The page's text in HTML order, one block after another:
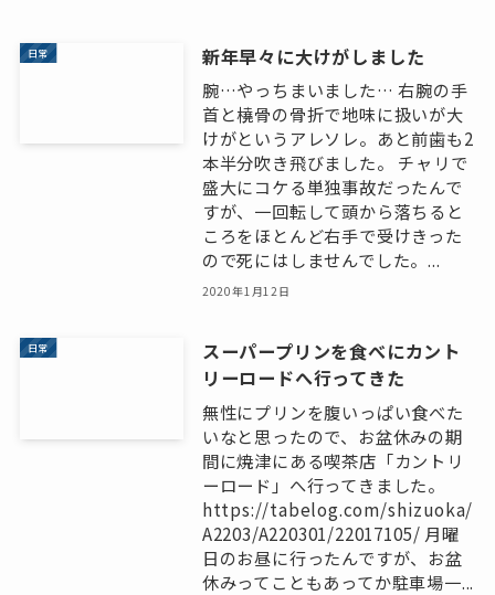
日常 新年早々に大けがしました
腕…やっちまいました… 右腕の手
首と橈骨の骨折で地味に扱いが大
けがというアレソレ。あと前歯も2
本半分吹き飛びました。 チャリで
盛大にコケる単独事故だったんで
すが、一回転して頭から落ちると
ころをほとんど右手で受けきった
ので死にはしませんでした。...
2020年1月12日
日常
スーパープリンを食べにカント
リーロードへ行ってきた
無性にプリンを腹いっぱい食べた
いなと思ったので、お盆休みの期
間に焼津にある喫茶店「カントリ
ーロード」へ行ってきました。
https://tabelog.com/shizuoka/
A2203/A220301/22017105/ 月曜
日のお昼に行ったんですが、お盆
休みってこともあってか駐車場一...